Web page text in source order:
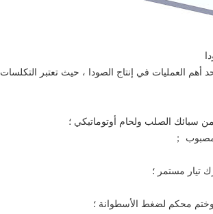
أهم العمليات في إنتاج الصودا ، حيث تعتبر التكلسات
سبائك الصلب ولحام أوتوماتيكي ؛
；
تيار مستمر ؛
محكم لضغط الأسطوانة ؛